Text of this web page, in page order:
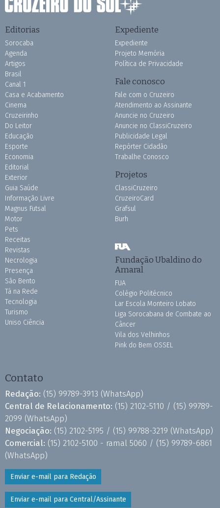
Editorias
Sorocaba
Agenda
Artigos
Brasil
Canal 1
Casa e Acabamento
Cinema
Cruzeirinho
Do Leitor
Educação
Esporte
Economia
Editorial
Exterior
Guia Saúde
Informação Livre
Magnus Futsal
Motor
Pets
Receitas
Revistas
Necrologia
Presença
São Bento
Tá na Rede
Tecnologia
Turismo
Uniso Ciência
Expediente
Expediente
Projeto Memória
Política de Privacidade
Fale conosco
Fale com o Cruzeiro
Atendimento ao Assinante
Anuncie no Cruzeiro
Anuncie no ClassiCruzeiro
Publicidade Legal
Repórter Cidadão
Trabalhe Conosco
Projetos
ClassiCruzeiro
CruzeiroCard
Grafsul
Burh
Fundação Ubaldino do
Amaral
FUA
Colégio Politécnico
Lar Escola Monteiro Lobato
Liga Sorocabana de Combate ao
Câncer
Vila dos Velhinhos
Pink do Bem OSSEL
Contato
Redação: (15) 99789-3913 (WhatsApp)
Central de Relacionamento: (15) 2102-5110 / (15) 99789-
2099 (WhatsApp)
Negociação: (15) 2102-5195 / (15) 99788-3219 (WhatsApp)
Comercial: (15) 2102-5100 - ramal 5060 / (15) 99789-6861
(WhatsApp)
Enviar e-mail para Redação
Enviar e-mail para Central/Assinante